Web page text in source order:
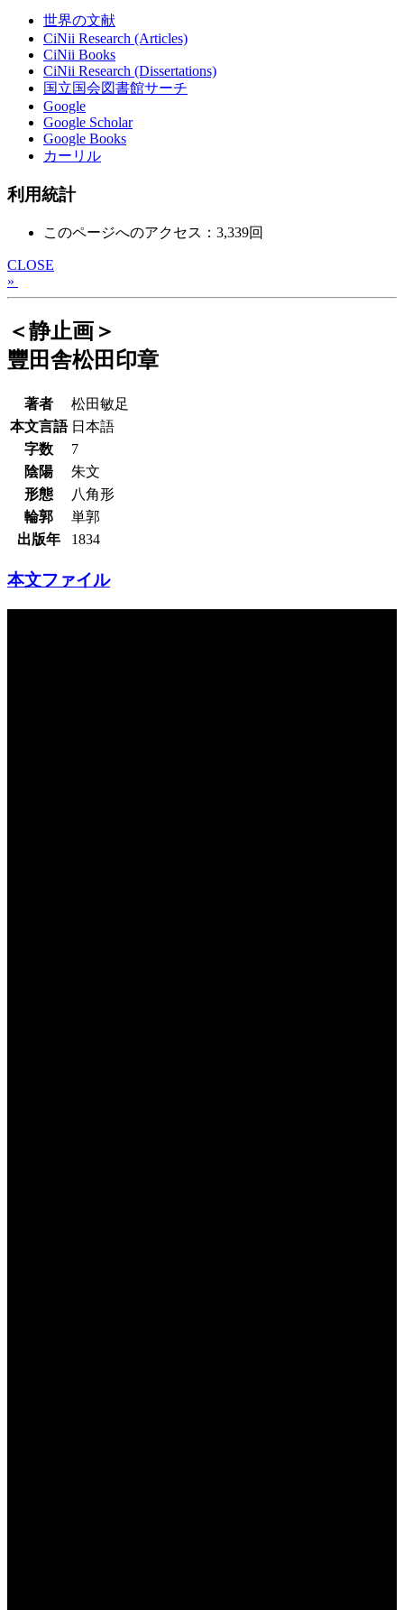
世界の文献
CiNii Research (Articles)
CiNii Books
CiNii Research (Dissertations)
国立国会図書館サーチ
Google
Google Scholar
Google Books
カーリル
利用統計
このページへのアクセス：3,339回
CLOSE
»
＜静止画＞
豐田舎松田印章
著者
松田敏足
本文言語 日本語
字数
7
陰陽
朱文
形態
八角形
輪郭
単郭
出版年
1834
本文ファイル